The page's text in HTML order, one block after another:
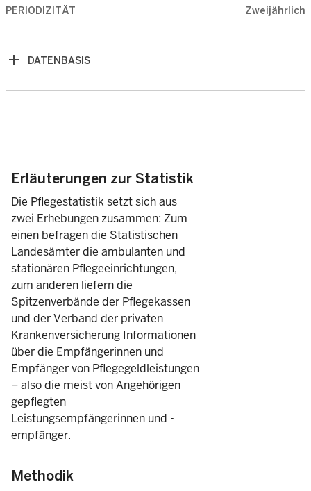
PERIODIZITÄT Zweijährlich
DATENBASIS
Erläuterungen zur Statistik
Die Pflegestatistik setzt sich aus
zwei Erhebungen zusammen: Zum
einen befragen die Statistischen
Landesämter die ambulanten und
stationären Pflegeeinrichtungen,
zum anderen liefern die
Spitzenverbände der Pflegekassen
und der Verband der privaten
Krankenversicherung Informationen
über die Empfängerinnen und
Empfänger von Pflegegeldleistungen
– also die meist von Angehörigen
gepflegten
Leistungsempfängerinnen und -
empfänger.
Methodik